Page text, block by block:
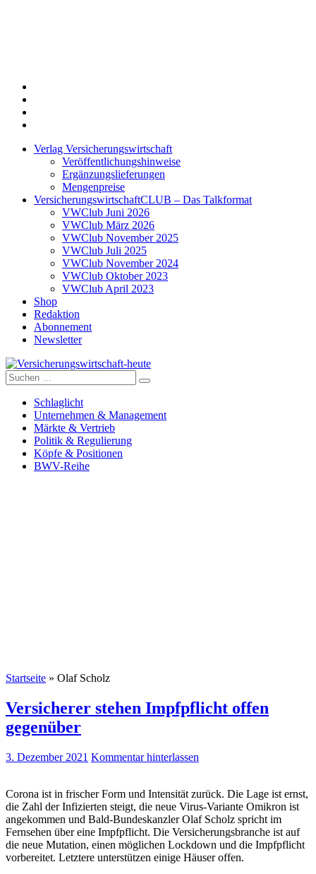
Verlag Versicherungswirtschaft
Veröffentlichungshinweise
Ergänzungslieferungen
Mengenpreise
VersicherungswirtschaftCLUB – Das Talkformat
VWClub Juni 2026
VWClub März 2026
VWClub November 2025
VWClub Juli 2025
VWClub November 2024
VWClub Oktober 2023
VWClub April 2023
Shop
Redaktion
Abonnement
Newsletter
Versicherungswirtschaft-heute
Suche
nach:
Schlaglicht
Unternehmen & Management
Märkte & Vertrieb
Politik & Regulierung
Köpfe & Positionen
BWV-Reihe
Startseite » Olaf Scholz
Versicherer stehen Impfpflicht offen
gegenüber
3. Dezember 2021 Kommentar hinterlassen
Corona ist in frischer Form und Intensität zurück. Die Lage ist ernst,
die Zahl der Infizierten steigt, die neue Virus-Variante Omikron ist
angekommen und Bald-Bundeskanzler Olaf Scholz spricht im
Fernsehen über eine Impfpflicht. Die Versicherungsbranche ist auf
die neue Mutation, einen möglichen Lockdown und die Impfpflicht
vorbereitet. Letztere unterstützen einige Häuser offen.